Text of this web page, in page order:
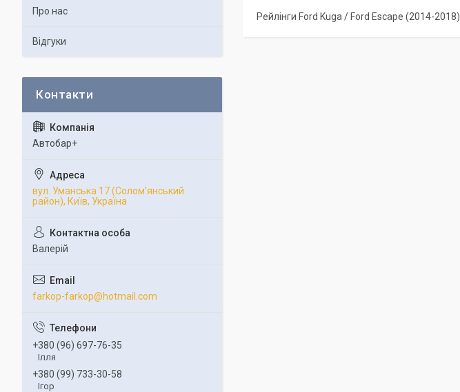
Рейлінги Ford Kuga / Ford Escape (2014-2018)
Про нас
Відгуки
Автобар+
вул. Уманська 17 (Солом'янський
район), Київ, Україна
Валерій
farkop-farkop@hotmail.com
+380 (96) 697-76-35
Ілля
+380 (99) 733-30-58
Ігор